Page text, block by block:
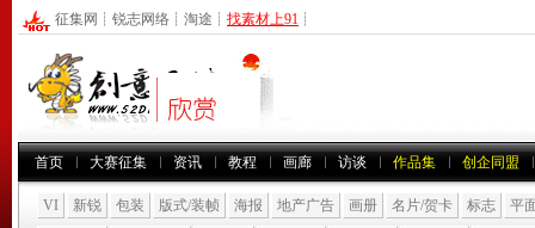
征集网 ┊ 锐志网络 ┊ 淘途 ┊ 找素材上91 ┊
首页 大赛征集 资讯 教程 画廊 访谈 作品集 创企同盟
VI 新锐 包装 版式/装帧 海报 地产广告 画册 名片/贺卡 标志
平